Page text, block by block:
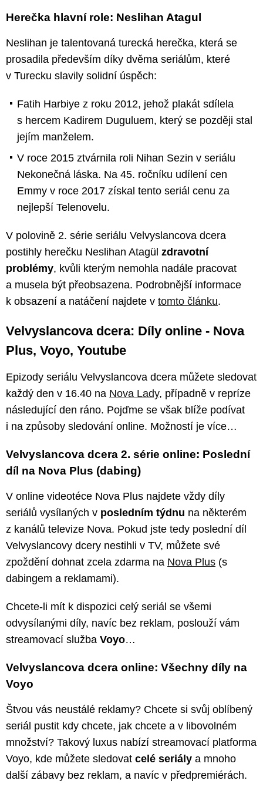
Herečka hlavní role: Neslihan Atagul
Neslihan je talentovaná turecká herečka, která se
prosadila především díky dvěma seriálům, které
v Turecku slavily solidní úspěch:
Fatih Harbiye z roku 2012, jehož plakát sdílela
s hercem Kadirem Duguluem, který se později stal
jejím manželem.
V roce 2015 ztvárnila roli Nihan Sezin v seriálu
Nekonečná láska. Na 45. ročníku udílení cen
Emmy v roce 2017 získal tento seriál cenu za
nejlepší Telenovelu.
V polovině 2. série seriálu Velvyslancova dcera
postihly herečku Neslihan Atagül zdravotní
problémy, kvůli kterým nemohla nadále pracovat
a musela být přeobsazena. Podrobnější informace
k obsazení a natáčení najdete v tomto článku.
Velvyslancova dcera: Díly online - Nova
Plus, Voyo, Youtube
Epizody seriálu Velvyslancova dcera můžete sledovat
každý den v 16.40 na Nova Lady, případně v repríze
následující den ráno. Pojďme se však blíže podívat
i na způsoby sledování online. Možností je více…
Velvyslancova dcera 2. série online: Poslední
díl na Nova Plus (dabing)
V online videotéce Nova Plus najdete vždy díly
seriálů vysílaných v posledním týdnu na některém
z kanálů televize Nova. Pokud jste tedy poslední díl
Velvyslancovy dcery nestihli v TV, můžete své
zpoždění dohnat zcela zdarma na Nova Plus (s
dabingem a reklamami).
Chcete-li mít k dispozici celý seriál se všemi
odvysílanými díly, navíc bez reklam, poslouží vám
streamovací služba Voyo…
Velvyslancova dcera online: Všechny díly na
Voyo
Štvou vás neustálé reklamy? Chcete si svůj oblíbený
seriál pustit kdy chcete, jak chcete a v libovolném
množství? Takový luxus nabízí streamovací platforma
Voyo, kde můžete sledovat celé seriály a mnoho
další zábavy bez reklam, a navíc v předpremiérách.